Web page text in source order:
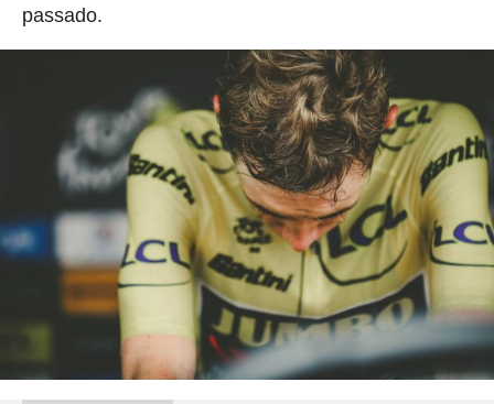
passado.